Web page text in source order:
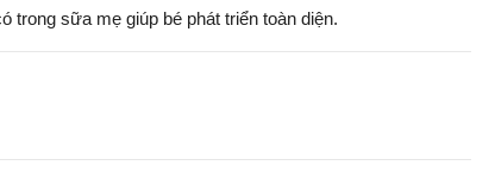
trong sữa mẹ giúp bé phát triển toàn diện.